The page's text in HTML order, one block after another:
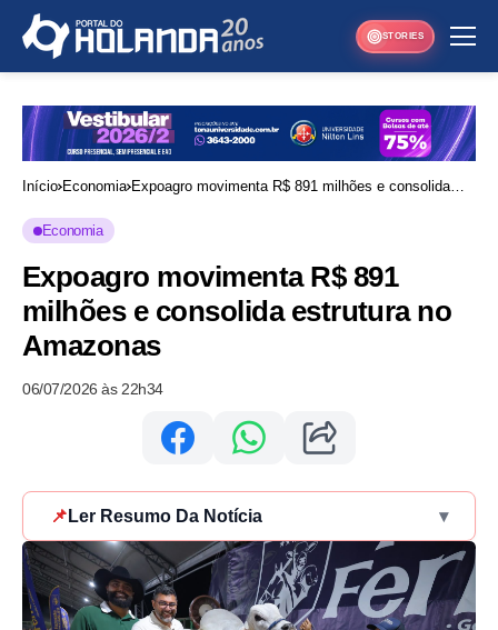
STORIES
Início Economia Expoagro movimenta R$ 891 milhões e consolida
Economia
Expoagro movimenta R$ 891
milhões e consolida estrutura no
Amazonas
06/07/2026 às 22h34
📌 Ler Resumo Da Notícia ▾